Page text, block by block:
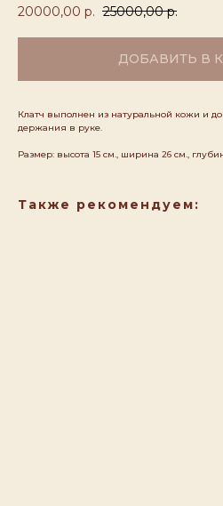
20000,00 р. 25000,00 р.
ДОБАВИТЬ В
Клатч выполнен из натуральной кожи и
держания в руке.
Размер: высота 15 см., ширина 26 см.,
Также рекомендуем: